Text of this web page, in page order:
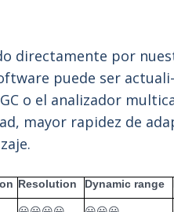
directamente por
puede ser
o el analizador
mayor rapidez de
Resolution Dynamic range